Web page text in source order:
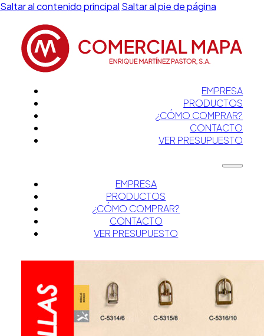
Saltar al contenido principal Saltar al pie de página
EMPRESA
PRODUCTOS
¿CÓMO COMPRAR?
CONTACTO
VER PRESUPUESTO
EMPRESA
PRODUCTOS
¿CÓMO COMPRAR?
CONTACTO
VER PRESUPUESTO